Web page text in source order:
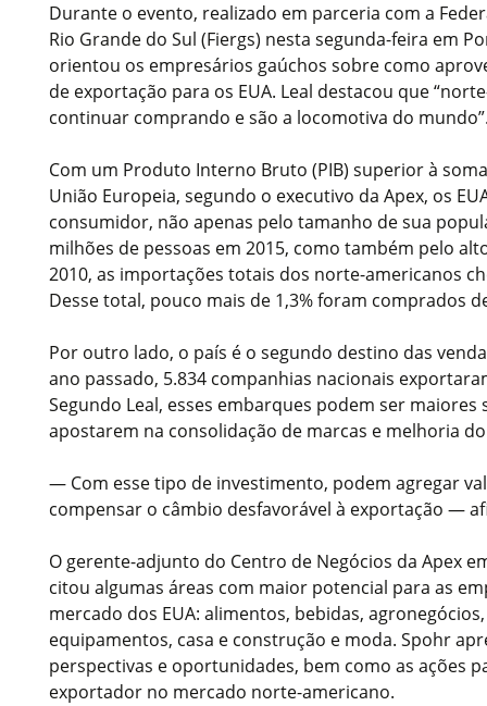
Durante o evento, realizado em parceria com a
Rio Grande do Sul (Fiergs) nesta segunda-feira em
orientou os empresários gaúchos sobre como
de exportação para os EUA. Leal destacou que
continuar comprando e são a locomotiva do
Com um Produto Interno Bruto (PIB) superior à
União Europeia, segundo o executivo da Apex, os
consumidor, não apenas pelo tamanho de sua
milhões de pessoas em 2015, como também pelo
2010, as importações totais dos norte-americanos
Desse total, pouco mais de 1,3% foram comprados
Por outro lado, o país é o segundo destino das
ano passado, 5.834 companhias nacionais
Segundo Leal, esses embarques podem ser maiores
apostarem na consolidação de marcas e melhoria
— Com esse tipo de investimento, podem agregar
compensar o câmbio desfavorável à exportação —
O gerente-adjunto do Centro de Negócios da Apex
citou algumas áreas com maior potencial para as
mercado dos EUA: alimentos, bebidas,
equipamentos, casa e construção e moda. Spohr
perspectivas e oportunidades, bem como as ações
exportador no mercado norte-americano.